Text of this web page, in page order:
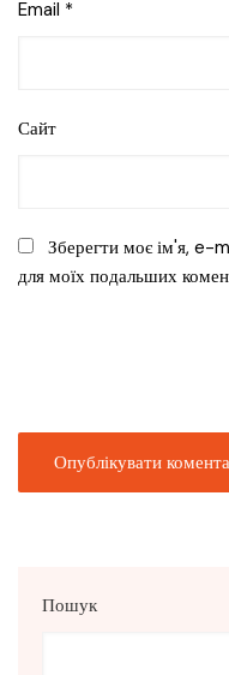
Email *
Сайт
Зберегти моє ім'я, e-
для моїх подальших
Пошук